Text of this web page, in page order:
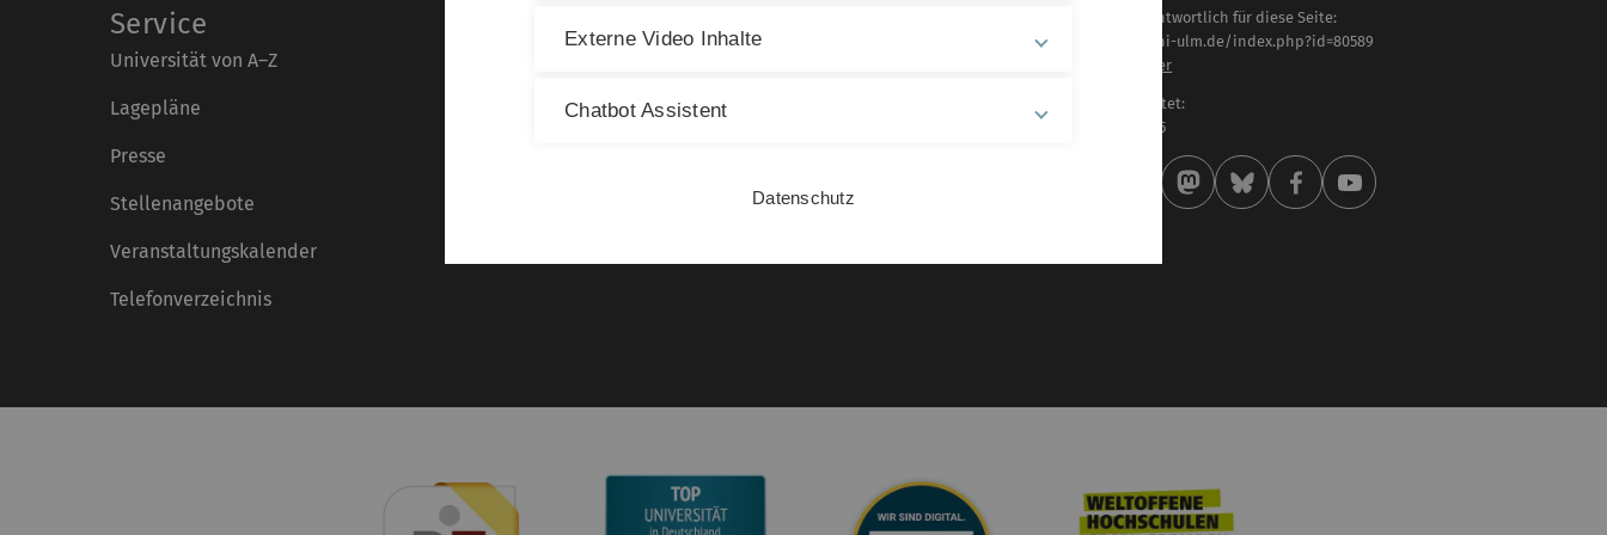
Service
Universität von A–Z
Lagepläne
Presse
Stellenangebote
Veranstaltungskalender
Telefonverzeichnis
Rechtliche Hinweise
Datenschutz
Inhaltlich verantwortlich für diese Seite:
https://www.uni-ulm.de/index.php?id=80589
Werner Ohmayer
Zuletzt bearbeitet:
27 . Februar 2025
Externe Video Inhalte
Chatbot Assistent
Datenschutz